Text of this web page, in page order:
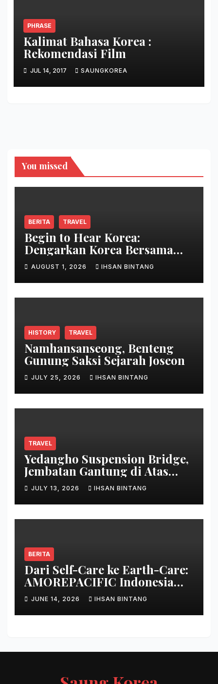
PHRASE
Kalimat Bahasa Korea :
Rekomendasi Film
JUL 14, 2017 SAUNGKOREA
You missed
BERITA TRAVEL
Begin to Hear Korea:
Dengarkan Korea Bersama
Park Bo Gum
AUGUST 1, 2026 IHSAN BINTANG
HISTORY TRAVEL
Namhansanseong, Benteng
Gunung Saksi Sejarah Joseon
JULY 25, 2026 IHSAN BINTANG
TRAVEL
Yedangho Suspension Bridge,
Jembatan Gantung di Atas
Danau
JULY 13, 2026 IHSAN BINTANG
BERITA
Dari Self-Care ke Earth-Care:
AMOREPACIFIC Indonesia
Ciptakan Gerakan
Keberlanjutan Baru di Bali
JUNE 14, 2026 IHSAN BINTANG